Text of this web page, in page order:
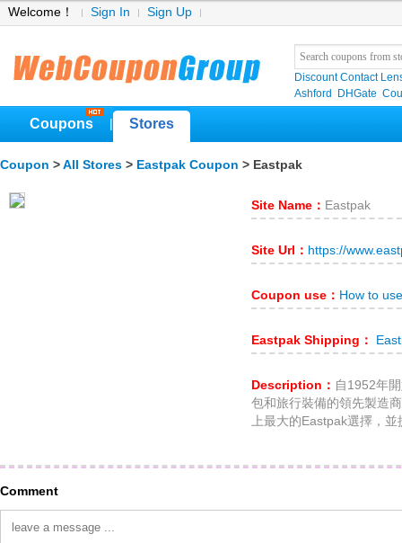
Welcome！ Sign In Sign Up
Discount Contact
Ashford
DHGate
Coupons Stores
Coupon > All Stores > Eastpak Coupon > Eastpak
Site Name： Eastpak
Site Url： https://
Coupon use： How to
Eastpak Shipping：
Description： 自1952年
包和旅行裝備的領先製造
上最大的Eastpak選擇，
Comment